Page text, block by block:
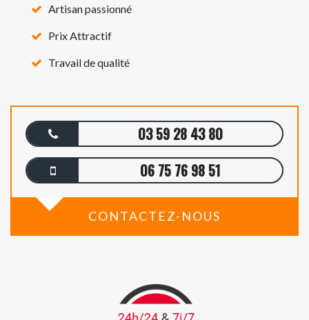
Artisan passionné
Prix Attractif
Travail de qualité
03 59 28 43 80
06 75 76 98 51
CONTACTEZ-NOUS